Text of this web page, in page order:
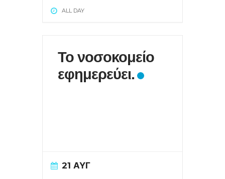
ALL DAY
Το νοσοκομείο
εφημερεύει.
21 ΑΥΓ